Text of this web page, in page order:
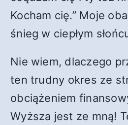
Kocham cię.” Moje
śnieg w ciepłym
Nie wiem, dlaczego
ten trudny okres ze
obciążeniem
Wyższa jest ze mną!